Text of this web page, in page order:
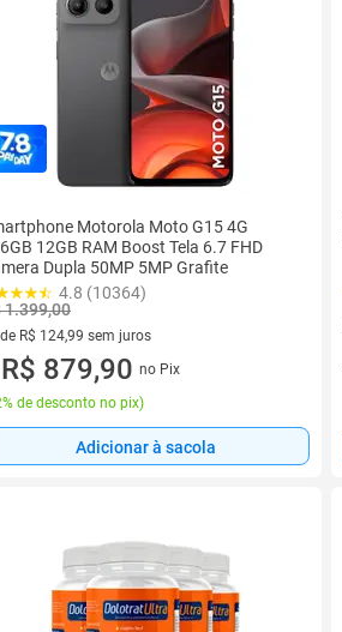
Motorola Moto G15 4G
12GB RAM Boost Tela 6.7 FHD
Dupla 50MP 5MP Grafite
4.8 (10364)
1.399,00
R$ 124,99 sem juros
de R$ 124,99 sem juros
R$ 879,90 no Pix
de desconto no pix)
Adicionar à sacola